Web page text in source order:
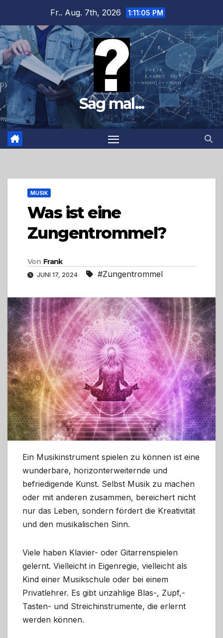
springen
Fr.. Aug. 7th, 2026 1:11:06 PM
Sag mal...
MUSIK
Was ist eine
Zungentrommel?
Von Frank
JUNI 17, 2024 #Zungentrommel
Ein Musikinstrument spielen zu können ist eine
wunderbare, horizonterweiternde und
befriedigende Kunst. Selbst Musik zu machen
oder mit anderen zusammen, bereichert nicht
nur das Leben, sondern fördert die Kreativität
und den musikalischen Sinn.
Viele haben Klavier- oder Gitarrenspielen
gelernt. Vielleicht in Eigenregie, vielleicht als
Kind einer Musikschule oder bei einem
Privatlehrer. Es gibt unzählige Blas-, Zupf,-
Tasten- und Streichinstrumente, die erlernt
werden können.